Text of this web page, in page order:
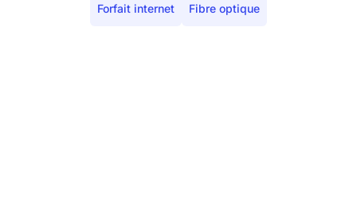
Forfait internet Fibre optique